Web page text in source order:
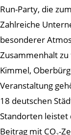
Run-Party, die
Zahlreiche
besonderer
Zusammenhalt
Kimmel,
Veranstaltung
18 deutschen
Standorten leistet
Beitrag mit CO₂-